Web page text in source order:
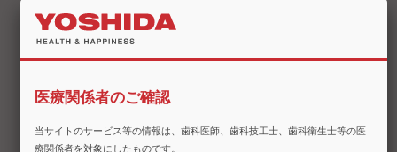
医療関係者のご確認
当サイトのサービス等の情報は、歯科医師、歯科技工士、歯科衛生士等の医
療関係者を対象にしたものです。